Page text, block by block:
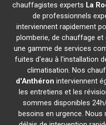
chauffagistes experts La
de professionnels
interviennent rapidement
plomberie, de chauffage
une gamme de services
fuites d'eau à l'installation
climatisation. Nos
d'Anthéron interviennent
les entretiens et les
sommes disponibles
besoins en urgence.